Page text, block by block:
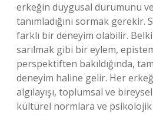
erkeğin duygusal durumunu
tanımladığını sormak gerekir.
farklı bir deneyim olabilir.
sarılmak gibi bir eylem,
perspektiften bakıldığında,
deneyim haline gelir. Her
algılayışı, toplumsal ve
kültürel normlara ve